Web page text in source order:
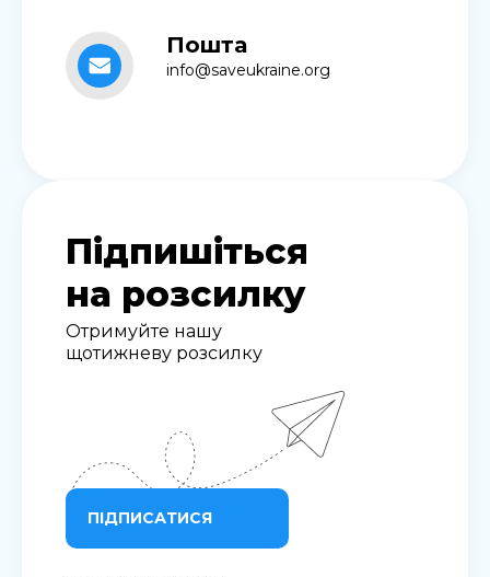
Пошта
info@saveukraine.org
Підпишіться
на розсилку
Отримуйте нашу
щотижневу розсилку
ПІДПИСАТИСЯ